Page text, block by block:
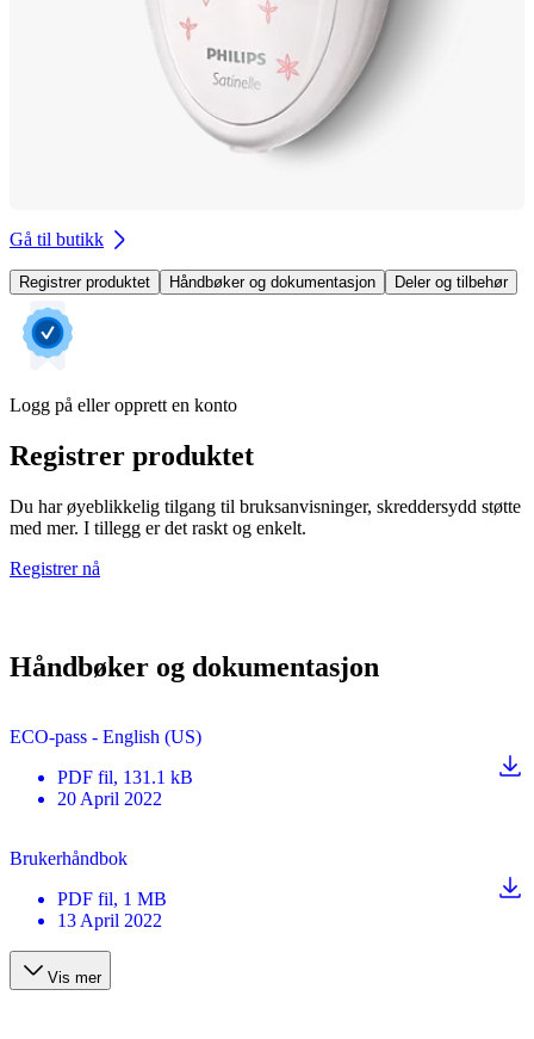
Gå til butikk
Registrer produktet Håndbøker og dokumentasjon Deler og tilbehør
Logg på eller opprett en konto
Registrer produktet
Du har øyeblikkelig tilgang til bruksanvisninger, skreddersydd støtte
med mer. I tillegg er det raskt og enkelt.
Registrer nå
Håndbøker og dokumentasjon
ECO-pass - English (US)
PDF fil, 131.1 kB
20 April 2022
Brukerhåndbok
PDF fil, 1 MB
13 April 2022
Vis mer